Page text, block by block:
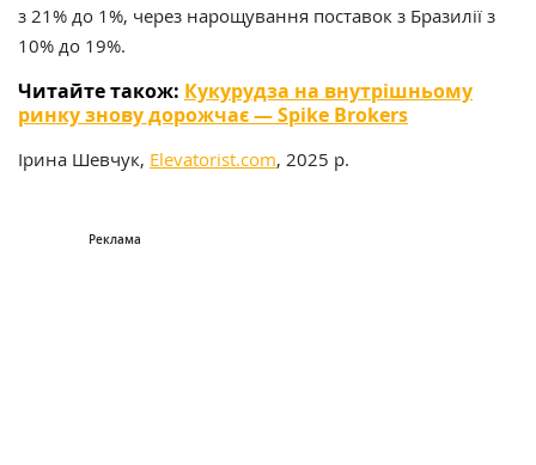
з 21% до 1%, через нарощування поставок з Бразилії з
10% до 19%.
Читайте також: Кукурудза на внутрішньому
ринку знову дорожчає — Spike Brokers
Ірина Шевчук, Elevatorist.com, 2025 р.